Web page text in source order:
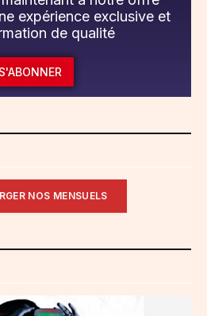
expérience exclusive et
de qualité
S'ABONNER
NOS MENSUELS